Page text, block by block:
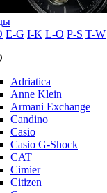
E-G I-K L-O P-S T-W
Adriatica
Anne Klein
Armani Exchange
Candino
Casio
Casio G-Shock
CAT
Cimier
Citizen